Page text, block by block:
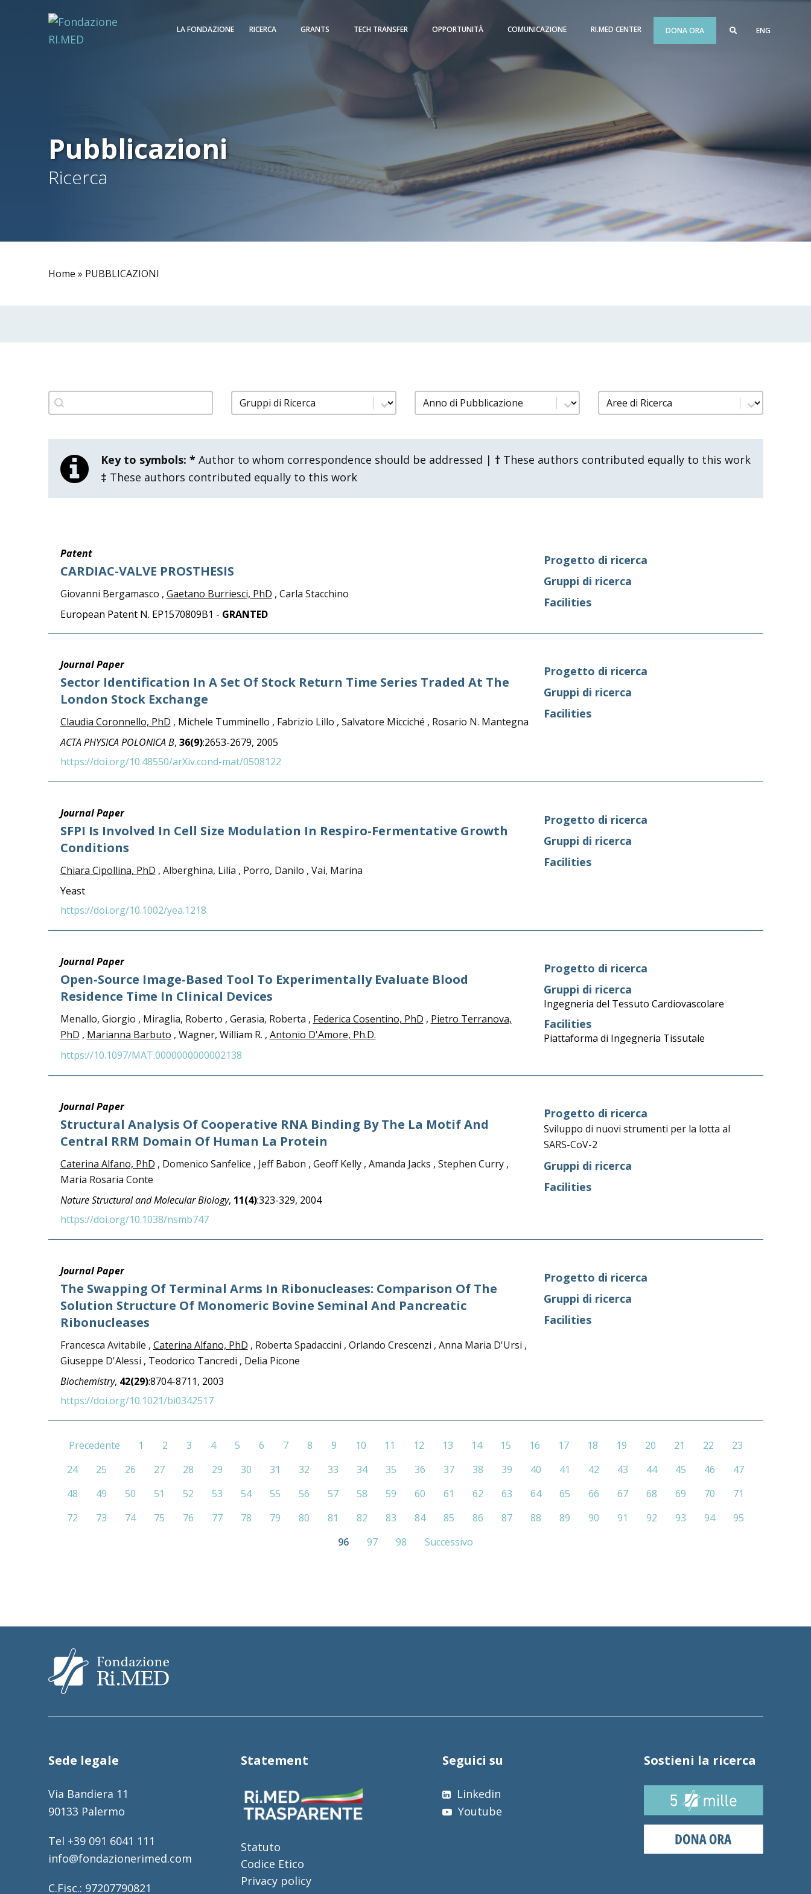
LA FONDAZIONE RICERCA GRANTS TECH TRANSFER OPPORTUNITÀ COMUNICAZIONE RI.MED CENTER DONA ORA ENG
Pubblicazioni
Ricerca
Home » PUBBLICAZIONI
filtro pubblicazioni titolo
Search content filtro pubblicazioni gruppi ricerca
Select content filtro pubblicazioni anno
Select content filtro pubblicazioni aree di ricerca
Select content
Key to symbols: *Author to whom correspondence should be addressed | †These authors contributed equally to this work
‡ These authors contributed equally to this work
Patent
CARDIAC-VALVE PROSTHESIS
Giovanni Bergamasco , Gaetano Burriesci, PhD , Carla Stacchino
European Patent N. EP1570809B1 - GRANTED
Progetto di ricerca
Gruppi di ricerca
Facilities
Journal Paper
Sector Identification In A Set Of Stock Return Time Series Traded At The
London Stock Exchange
Claudia Coronnello, PhD , Michele Tumminello , Fabrizio Lillo , Salvatore Micciché , Rosario N. Mantegna
ACTA PHYSICA POLONICA B, 36(9):2653-2679, 2005
https://doi.org/10.48550/arXiv.cond-mat/0508122
Progetto di ricerca
Gruppi di ricerca
Facilities
Journal Paper
SFPI Is Involved In Cell Size Modulation In Respiro-Fermentative Growth
Conditions
Chiara Cipollina, PhD , Alberghina, Lilia , Porro, Danilo , Vai, Marina
Yeast
https://doi.org/10.1002/yea.1218
Progetto di ricerca
Gruppi di ricerca
Facilities
Journal Paper
Open-Source Image-Based Tool To Experimentally Evaluate Blood
Residence Time In Clinical Devices
Menallo, Giorgio , Miraglia, Roberto , Gerasia, Roberta , Federica Cosentino, PhD , Pietro Terranova,
PhD , Marianna Barbuto , Wagner, William R. , Antonio D'Amore, Ph.D.
https://10.1097/MAT.0000000000002138
Progetto di ricerca
Gruppi di ricerca
Ingegneria del Tessuto Cardiovascolare
Facilities
Piattaforma di Ingegneria Tissutale
Journal Paper
Structural Analysis Of Cooperative RNA Binding By The La Motif And
Central RRM Domain Of Human La Protein
Caterina Alfano, PhD , Domenico Sanfelice , Jeff Babon , Geoff Kelly , Amanda Jacks , Stephen Curry ,
Maria Rosaria Conte
Nature Structural and Molecular Biology, 11(4):323-329, 2004
https://doi.org/10.1038/nsmb747
Progetto di ricerca
Sviluppo di nuovi strumenti per la lotta al
SARS-CoV-2
Gruppi di ricerca
Facilities
Journal Paper
The Swapping Of Terminal Arms In Ribonucleases: Comparison Of The
Solution Structure Of Monomeric Bovine Seminal And Pancreatic
Ribonucleases
Francesca Avitabile , Caterina Alfano, PhD , Roberta Spadaccini , Orlando Crescenzi , Anna Maria D'Ursi ,
Giuseppe D'Alessi , Teodorico Tancredi , Delia Picone
Biochemistry, 42(29):8704-8711, 2003
https://doi.org/10.1021/bi0342517
Progetto di ricerca
Gruppi di ricerca
Facilities
Precedente 1 2 3 4 5 6 7 8 9 10 11 12 13 14 15 16 17 18 19 20 21 22
23
24
25 26 27 28 29 30 31 32 33 34 35 36 37 38 39 40 41 42 43 44 45 46
47
48
49 50 51 52 53 54 55 56 57 58 59 60 61 62 63 64 65 66 67 68 69 70
71
72
73 74 75 76 77 78 79 80 81 82 83 84 85 86 87 88 89 90 91 92 93 94
95
96
97 98 Successivo
Sede legale
Via Bandiera 11
90133 Palermo
Tel +39 091 6041 111
info@fondazionerimed.com
C.Fisc.: 97207790821
Statement
Statuto
Codice Etico
Privacy policy
Seguici su
Linkedin
Youtube
Sostieni la ricerca